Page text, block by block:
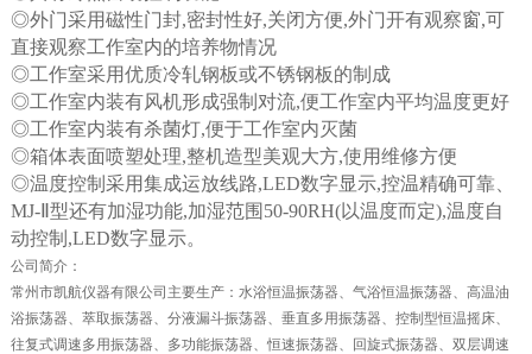
◎外门采用磁性门封,密封性好,关闭方便,外门开有观察窗,可
直接观察工作室内的培养物情况
◎工作室采用优质冷轧钢板或不锈钢板的制成
◎工作室内装有风机形成强制对流,便工作室内平均温度更好
◎工作室内装有杀菌灯,便于工作室内灭菌
◎箱体表面喷塑处理,整机造型美观大方,使用维修方便
◎温度控制采用集成运放线路,LED数字显示,控温精确可靠、
MJ-Ⅱ型还有加湿功能,加湿范围 50-90RH(以温度而定),温度自
动控制 ,LED数字显示。
公司简介：
常州市凯航仪器有限公司主要生产：水浴恒温振荡器、气浴恒温振荡器、高温油
浴振荡器、萃取振荡器、分液漏斗振荡器、垂直多用振荡器、控制型恒温摇床、
往复式调速多用振荡器、多功能振荡器、恒速振荡器、回旋式振荡器、双层调速